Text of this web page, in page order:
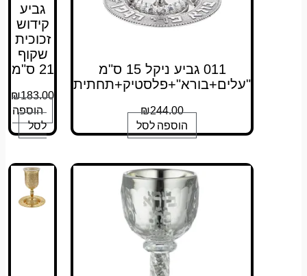
011 גביע ניקל 15 ס"מ
"עלים+בורא"+פלסטיק+תחתית
₪244.00
הוספה לסל
גביע
קידוש
זכוכית
שקוף
21 ס"מ
₪183.00
הוספה
לסל